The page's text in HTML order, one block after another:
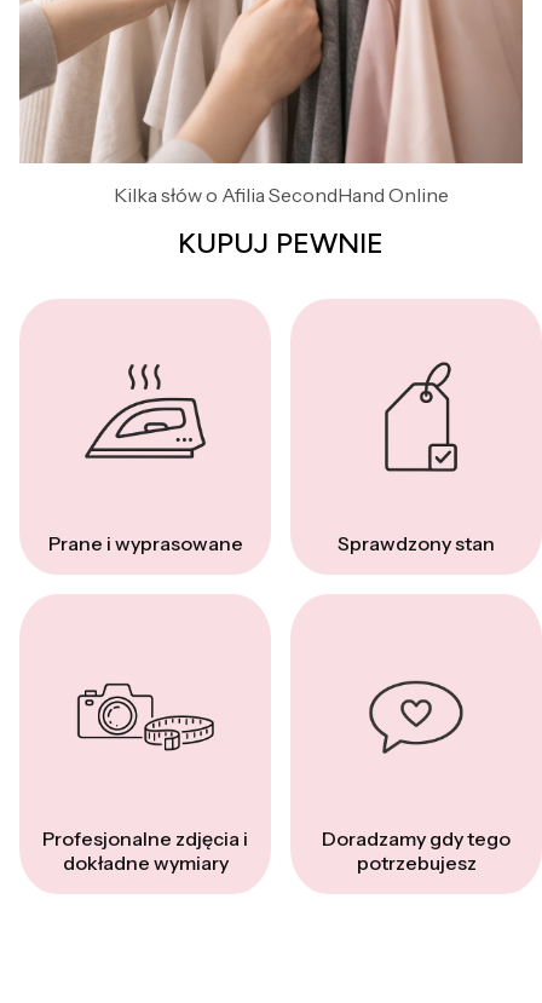
Kilka słów o Afilia SecondHand Online
KUPUJ PEWNIE
Prane i wyprasowane Sprawdzony stan
Profesjonalne zdjęcia i
dokładne wymiary
Doradzamy gdy tego
potrzebujesz